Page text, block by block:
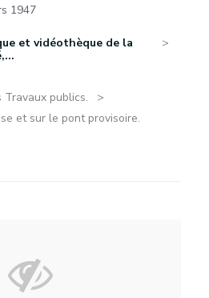
1947
et vidéothèque de la
Travaux publics.
et sur le pont provisoire.